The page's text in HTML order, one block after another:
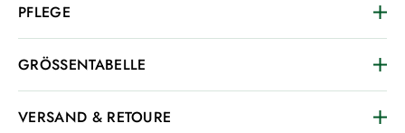
PFLEGE
GRÖSSENTABELLE
VERSAND & RETOURE